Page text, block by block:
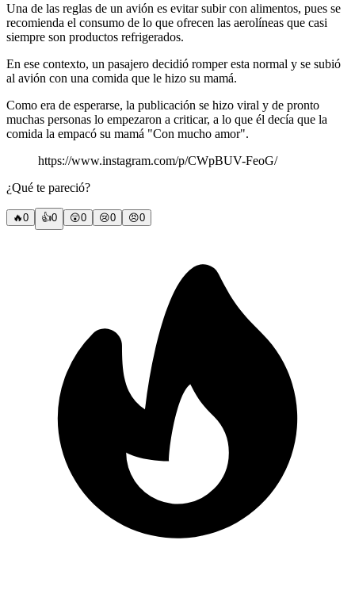
Una de las reglas de un avión es evitar subir con alimentos, pues se
recomienda el consumo de lo que ofrecen las aerolíneas que casi
siempre son productos refrigerados.
En ese contexto, un pasajero decidió romper esta normal y se subió
al avión con una comida que le hizo su mamá.
Como era de esperarse, la publicación se hizo viral y de pronto
muchas personas lo empezaron a criticar, a lo que él decía que la
comida la empacó su mamá "Con mucho amor".
https://www.instagram.com/p/CWpBUV-FeoG/
¿Qué te pareció?
🔥0 👍0 😲0 😢0 😠0